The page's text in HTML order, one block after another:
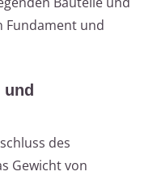
Fundament und
des
Gewicht von